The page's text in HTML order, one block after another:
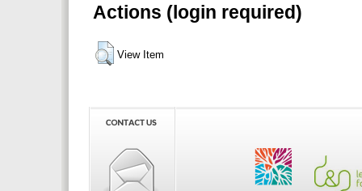
Actions (login required)
View Item